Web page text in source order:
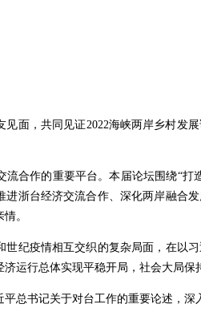
，共同见证2022海峡两岸乡村发
作的重要平台。本届论坛围绕“打
进浙台经济交流合作、深化两岸融合
。
疫情相互交织的复杂局面，在以
运行总体实现平稳开局，社会大局保
书记关于对台工作的重要论述，深